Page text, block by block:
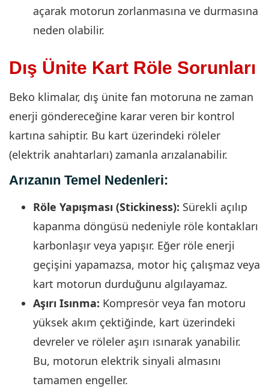
açarak motorun zorlanmasına ve durmasına
neden olabilir.
Dış Ünite Kart Röle Sorunları
Beko klimalar, dış ünite fan motoruna ne zaman
enerji göndereceğine karar veren bir kontrol
kartına sahiptir. Bu kart üzerindeki röleler
(elektrik anahtarları) zamanla arızalanabilir.
Arızanın Temel Nedenleri:
Röle Yapışması (Stickiness): Sürekli açılıp
kapanma döngüsü nedeniyle röle kontakları
karbonlaşır veya yapışır. Eğer röle enerji
geçişini yapamazsa, motor hiç çalışmaz veya
kart motorun durduğunu algılayamaz.
Aşırı Isınma: Kompresör veya fan motoru
yüksek akım çektiğinde, kart üzerindeki
devreler ve röleler aşırı ısınarak yanabilir.
Bu, motorun elektrik sinyali almasını
tamamen engeller.